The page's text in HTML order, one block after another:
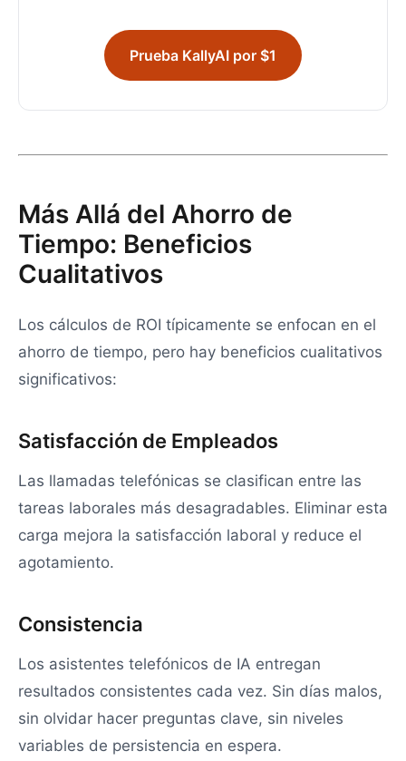
Prueba KallyAI por $1
Más Allá del Ahorro de
Tiempo: Beneficios
Cualitativos
Los cálculos de ROI típicamente se enfocan en el
ahorro de tiempo, pero hay beneficios cualitativos
significativos:
Satisfacción de Empleados
Las llamadas telefónicas se clasifican entre las
tareas laborales más desagradables. Eliminar esta
carga mejora la satisfacción laboral y reduce el
agotamiento.
Consistencia
Los asistentes telefónicos de IA entregan
resultados consistentes cada vez. Sin días malos,
sin olvidar hacer preguntas clave, sin niveles
variables de persistencia en espera.